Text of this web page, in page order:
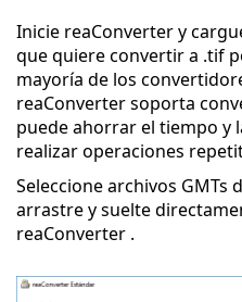
Inicie reaConverter y
que quiere convertir a .tif
mayoría de los
reaConverter soporta
puede ahorrar el tiempo y
realizar operaciones
Seleccione archivos GMTs
arrastre y suelte
reaConverter .